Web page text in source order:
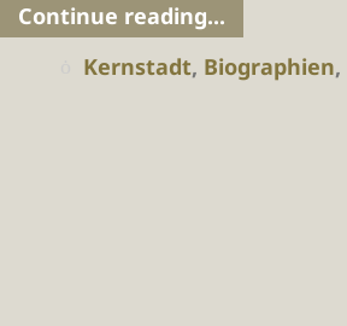
Continue reading...
Kernstadt, Biographien,